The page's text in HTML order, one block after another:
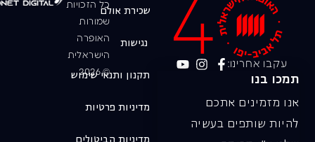
עקבו אחרינו:
תמכו בנו
אנו מזמינים אתכם
להיות שותפים בעשיה
כל הזכויות
שמורות
האופרה
הישראלית
© 2026
שכירת אולם
נגישות
תקנון ותנאי שימוש
מדיניות פרטיות